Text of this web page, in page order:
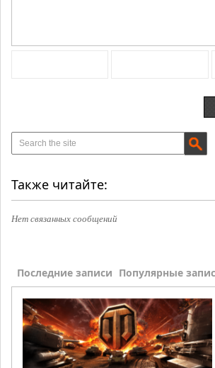
Также читайте:
Нет связанных сообщений
Последние записи Популярные